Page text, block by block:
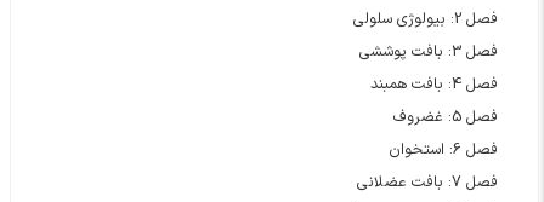
فصل 2: بیولوژی سلولی
فصل 3: بافت پوششی
فصل 4: بافت همبند
فصل 5: غضروف
فصل 6: استخوان
فصل 7: بافت عضلانی